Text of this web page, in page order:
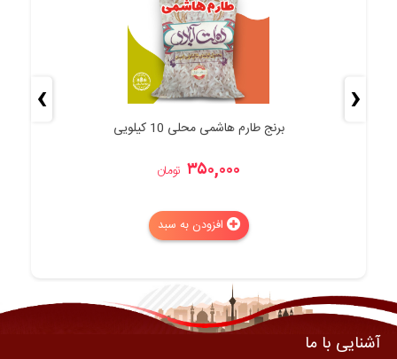
برنج طارم هاشمی محلی 10 کیلویی
۳۵۰,۰۰۰ تومان
‹
›
آشنایی با ما